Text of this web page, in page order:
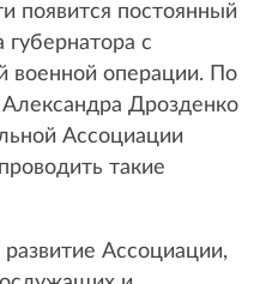
появится постоянный
с
военной операции. По
Дрозденко
Ассоциации
такие
Ассоциации,